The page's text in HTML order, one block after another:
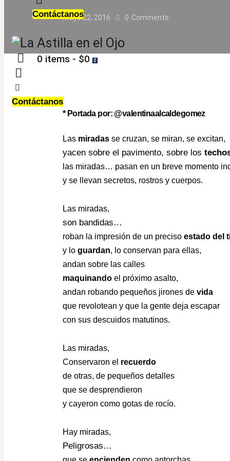
Contáctanos
0 items - $0 0
Contáctanos
mayo 22, 2016 0 Comments
* Portada por: @valentinaalcaldegomez
Las miradas se cruzan, se miran, se excitan,
yacen sobre el pavimento, sobre los
las miradas… pasan en un breve momento
y se llevan secretos, rostros y cuerpos.
Las miradas,
son bandidas…
roban la impresión de un preciso estado del
y lo guardan, lo conservan para ellas,
andan sobre las calles
maquinando el próximo asalto,
andan robando pequeños jirones de vida
que revolotean y que la gente deja escapar
con sus descuidos matutinos.
Las miradas,
Conservaron el recuerdo
de otras, de pequeños detalles
que se desprendieron
y cayeron como gotas de rocío.
Hay miradas,
Peligrosas…